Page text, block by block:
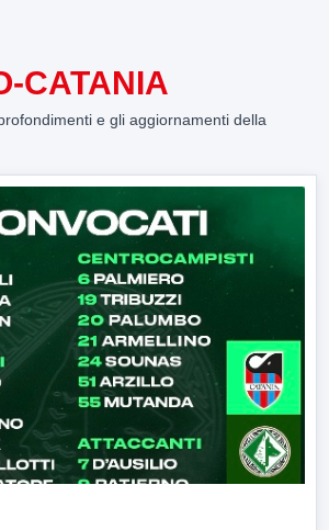
CATANIA
e gli aggiornamenti della